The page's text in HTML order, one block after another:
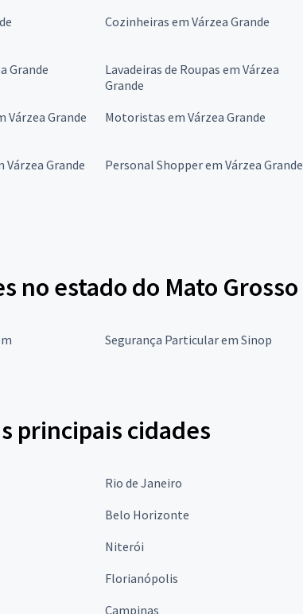
Cozinheiras em Várzea Grande
Grande
Lavadeiras de Roupas em Várzea
Grande
Várzea Grande Motoristas em Várzea Grande
Grande Personal Shopper em Várzea Grande
no estado do Mato Grosso
Segurança Particular em Sinop
principais cidades
Rio de Janeiro
Belo Horizonte
Niterói
Florianópolis
Campinas